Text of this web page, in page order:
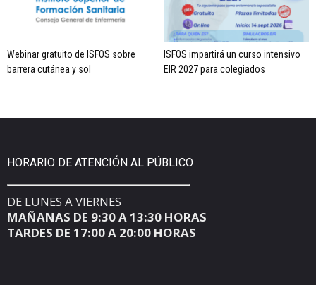
Webinar gratuito de ISFOS sobre
barrera cutánea y sol
ISFOS impartirá un curso intensivo
EIR 2027 para colegiados
HORARIO DE ATENCIÓN AL PÚBLICO
DE LUNES A VIERNES
MAÑANAS DE 9:30 A 13:30 HORAS
TARDES DE 17:00 A 20:00 HORAS